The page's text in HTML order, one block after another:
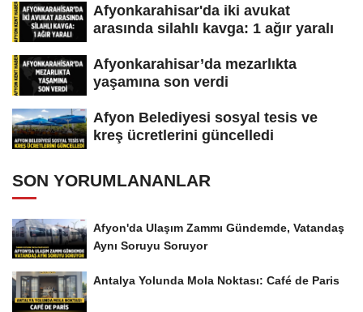
Afyonkarahisar'da iki avukat
arasında silahlı kavga: 1 ağır yaralı
Afyonkarahisar’da mezarlıkta
yaşamına son verdi
Afyon Belediyesi sosyal tesis ve
kreş ücretlerini güncelledi
SON YORUMLANANLAR
Afyon'da Ulaşım Zammı Gündemde, Vatandaş
Aynı Soruyu Soruyor
Antalya Yolunda Mola Noktası: Café de Paris